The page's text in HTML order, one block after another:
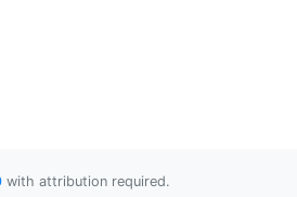
with attribution required.